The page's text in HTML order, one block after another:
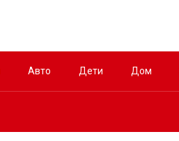
Авто Дети Дом